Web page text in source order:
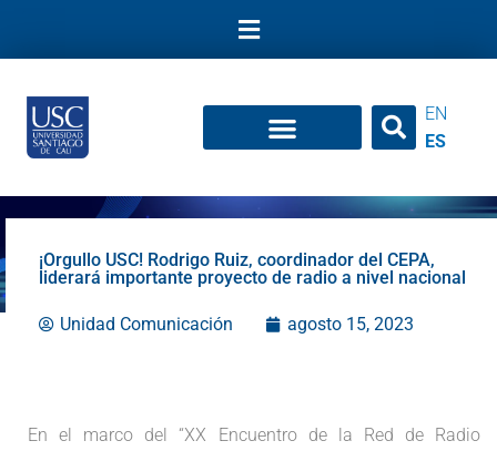
EN
ES
¡Orgullo USC! Rodrigo Ruiz, coordinador del CEPA,
liderará importante proyecto de radio a nivel nacional
Unidad Comunicación agosto 15, 2023
En el marco del “XX Encuentro de la Red de Radio